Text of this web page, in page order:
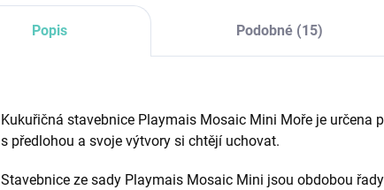
Popis Podobné (15)
Kukuřičná stavebnice Playmais Mosaic Mini Moře je určena
s předlohou a svoje výtvory si chtějí uchovat.
Stavebnice ze sady Playmais Mosaic Mini jsou obdobou řady